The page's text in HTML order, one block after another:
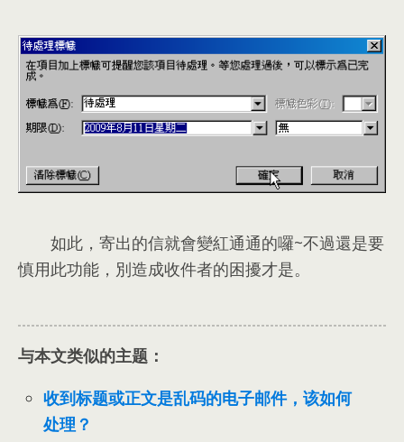
如此 ， 寄出的信就會變紅通通的囉~不過還是要
慎用此功能 ， 別造成收件者的困擾才是。
与本文类似的主题：
收到标题或正文是乱码的电子邮件，该如何
处理？